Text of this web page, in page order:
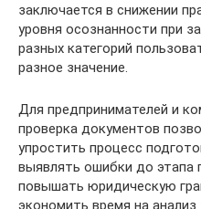
заключается в снижении
уровня осознанности при
разных категорий
разное значение.
Для предпринимателей и
проверка документов
упростить процесс
выявлять ошибки до этапа
повышать юридическую
экономить время на